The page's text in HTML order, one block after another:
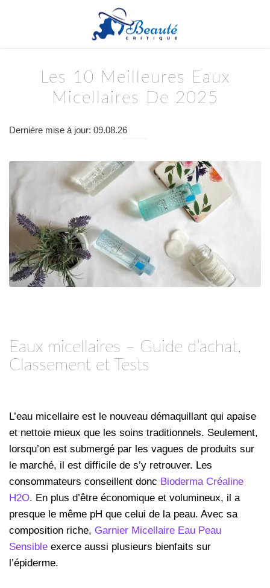
Les 10 Meilleures Eaux
Micellaires De 2025
Dernière mise à jour: 09.08.26
Eaux micellaires – Guide d’achat,
Classement et Tests
L’eau micellaire est le nouveau démaquillant qui apaise
et nettoie mieux que les soins traditionnels. Seulement,
lorsqu’on est submergé par les vagues de produits sur
le marché, il est difficile de s’y retrouver. Les
consommateurs conseillent donc Bioderma Créaline
H2O. En plus d’être économique et volumineux, il a
presque le même pH que celui de la peau. Avec sa
composition riche, Garnier Micellaire Eau Peau
Sensible exerce aussi plusieurs bienfaits sur
l’épiderme.